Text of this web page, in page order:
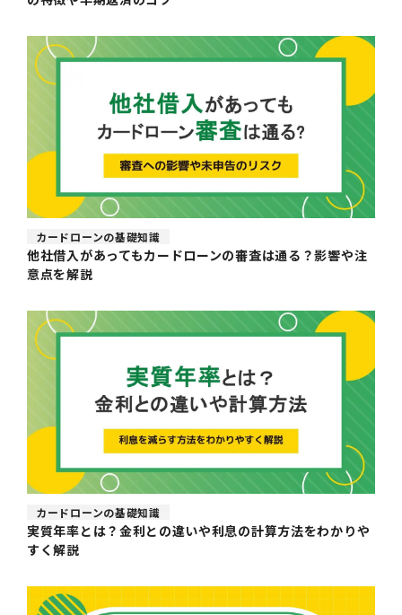
カードローンの基礎知識
他社借入があってもカードローンの審査は通る？影響や注
意点を解説
カードローンの基礎知識
実質年率とは？金利との違いや利息の計算方法をわかりや
すく解説